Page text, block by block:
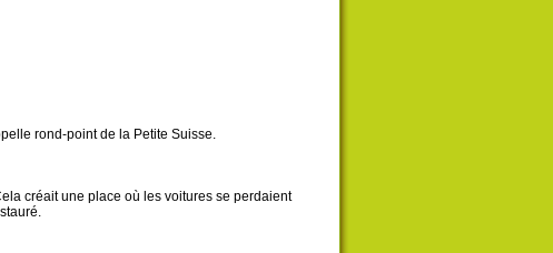
rond-point de la Petite Suisse.
créait une place où les voitures se perdaient